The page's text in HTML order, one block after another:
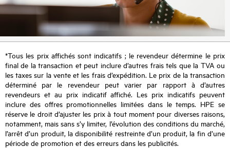
*Tous les prix affichés sont indicatifs ; le revendeur détermine le prix
final de la transaction et peut inclure d’autres frais tels que la TVA ou
les taxes sur la vente et les frais d’expédition. Le prix de la transaction
déterminé par le revendeur peut varier par rapport à d’autres
revendeurs et au prix indicatif affiché. Les prix indicatifs peuvent
inclure des offres promotionnelles limitées dans le temps. HPE se
réserve le droit d’ajuster les prix à tout moment pour diverses raisons,
notamment, mais sans s’y limiter, l’évolution des conditions du marché,
l’arrêt d’un produit, la disponibilité restreinte d’un produit, la fin d’une
période de promotion et des erreurs dans les publicités.